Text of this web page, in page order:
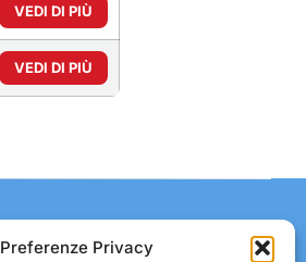
Preferenze Privacy
VEDI DI PIÙ
VEDI DI PIÙ